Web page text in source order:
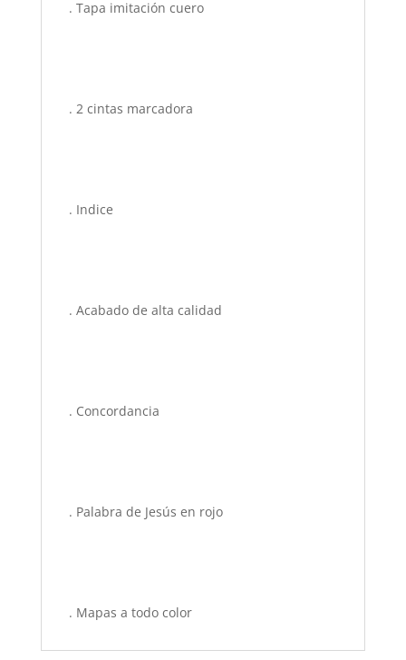
. Tapa imitación cuero
. 2 cintas marcadora
. Indice
. Acabado de alta calidad
. Concordancia
. Palabra de Jesús en rojo
. Mapas a todo color